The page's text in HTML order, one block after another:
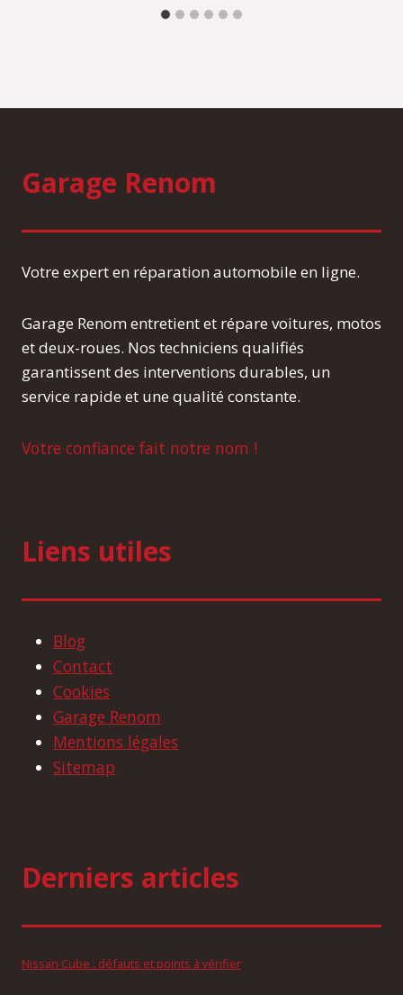
Garage Renom
Votre expert en réparation automobile en ligne.
Garage Renom entretient et répare voitures, motos
et deux-roues. Nos techniciens qualifiés
garantissent des interventions durables, un
service rapide et une qualité constante.
Votre confiance fait notre nom !
Liens utiles
Blog
Contact
Cookies
Garage Renom
Mentions légales
Sitemap
Derniers articles
Nissan Cube : défauts et points à vérifier